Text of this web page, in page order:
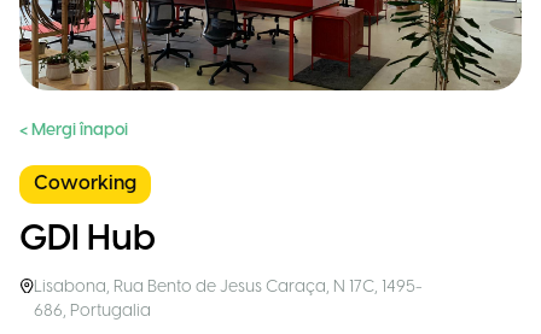
< Mergi înapoi
Coworking
GDI Hub
Lisabona, Rua Bento de Jesus Caraça, N 17C, 1495-
686, Portugalia